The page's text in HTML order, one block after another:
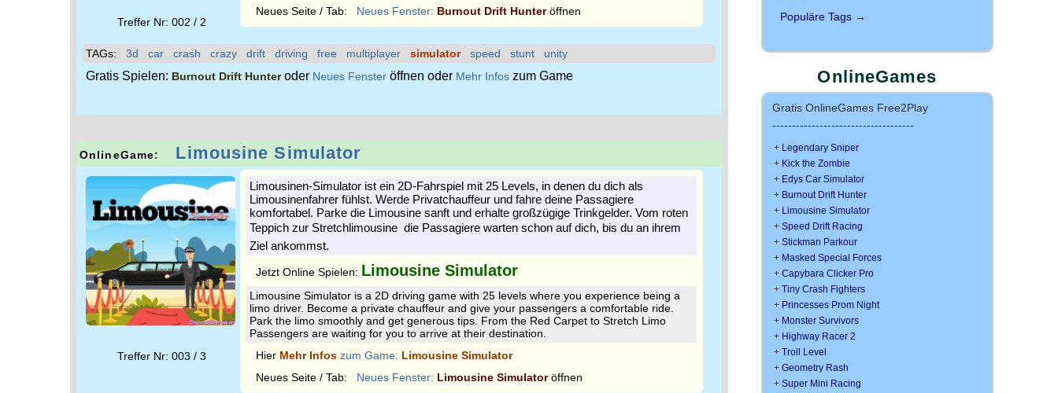
Treffer Nr: 002 / 2
Neues Seite / Tab: Neues Fenster: Burnout Drift Hunteröffnen
TAGs: 3d car crash crazy drift driving free multiplayer simulator speed stunt unity
Gratis Spielen: Burnout Drift Hunteroder Neues Fenster öffnen oder Mehr Infos zum Game
OnlineGame: Limousine Simulator
Treffer Nr: 003 / 3
Limousinen-Simulator ist ein 2D-Fahrspiel mit 25 Levels, in denen du dich als
Limousinenfahrer fühlst. Werde Privatchauffeur und fahre deine Passagiere
komfortabel. Parke die Limousine sanft und erhalte großzügige Trinkgelder. Vom roten
Teppich zur Stretchlimousine  die Passagiere warten schon auf dich, bis du an ihrem
Ziel ankommst.
Jetzt Online Spielen: Limousine Simulator
Limousine Simulator is a 2D driving game with 25 levels where you experience being a
limo driver. Become a private chauffeur and give your passengers a comfortable ride.
Park the limo smoothly and get generous tips. From the Red Carpet to Stretch Limo
Passengers are waiting for you to arrive at their destination.
Hier Mehr Infos zum Game: Limousine Simulator
Neues Seite / Tab: Neues Fenster: Limousine Simulatoröffnen
Populäre Tags →
OnlineGames
Gratis OnlineGames Free2Play
------------------------------------
+ Legendary Sniper
+ Kick the Zombie
+ Edys Car Simulator
+ Burnout Drift Hunter
+ Limousine Simulator
+ Speed Drift Racing
+ Stickman Parkour
+ Masked Special Forces
+ Capybara Clicker Pro
+ Tiny Crash Fighters
+ Princesses Prom Night
+ Monster Survivors
+ Highway Racer 2
+ Troll Level
+ Geometry Rash
+ Super Mini Racing